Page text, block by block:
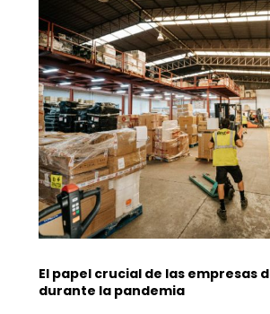
El papel crucial de las empresas
durante la pandemia